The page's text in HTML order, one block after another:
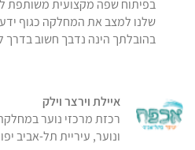
בפיתוח שפה מקצועית משותפת
שלנו למצב את המחלקה כגוף
בהובלתך הינה נדבך חשוב בדרך
איילת וירצר וילק
רכזת מרכזי נוער
ונוער, עיריית תל-אביב יפו